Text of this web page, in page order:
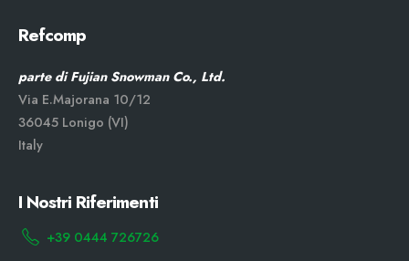
Refcomp
parte di Fujian Snowman Co., Ltd.
Via E.Majorana 10/12
36045 Lonigo (VI)
Italy
I Nostri Riferimenti
+39 0444 726726